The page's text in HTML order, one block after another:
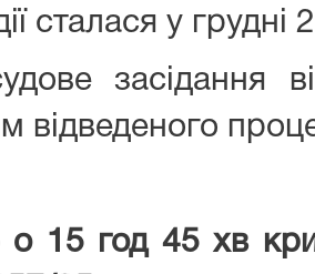
сталася у грудні
засідання
відведеного
о 15 год 45 хв